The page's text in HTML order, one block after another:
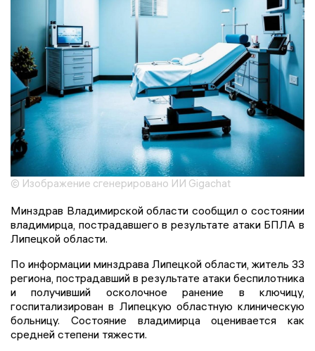
© Изображение сгенерировано ИИ Gigachat
Минздрав Владимирской области сообщил о состоянии
владимирца, пострадавшего в результате атаки БПЛА в
Липецкой области.
По информации минздрава Липецкой области, житель 33
региона, пострадавший в результате атаки беспилотника
и получивший осколочное ранение в ключицу,
госпитализирован в Липецкую областную клиническую
больницу. Состояние владимирца оценивается как
средней степени тяжести.